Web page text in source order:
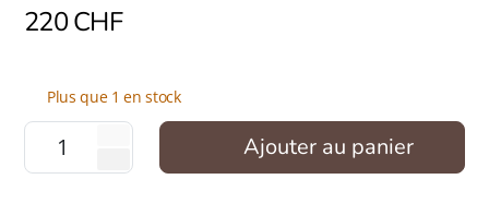
220CHF
Plus que 1 en stock
Ajouter au panier